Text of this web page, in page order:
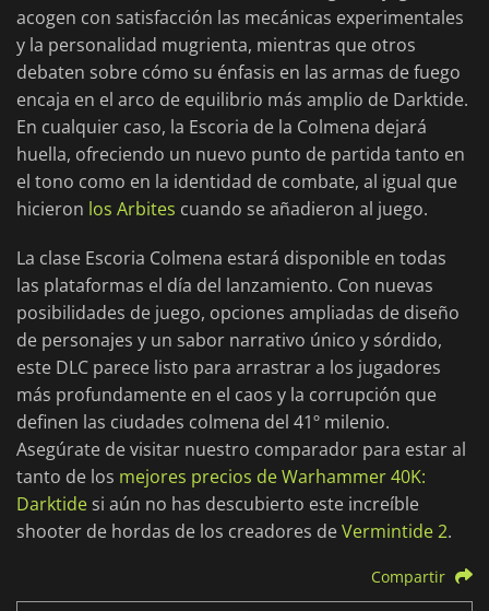
acogen con satisfacción las mecánicas experimentales
y la personalidad mugrienta, mientras que otros
debaten sobre cómo su énfasis en las armas de fuego
encaja en el arco de equilibrio más amplio de Darktide.
En cualquier caso, la Escoria de la Colmena dejará
huella, ofreciendo un nuevo punto de partida tanto en
el tono como en la identidad de combate, al igual que
hicieron los Arbites cuando se añadieron al juego.
La clase Escoria Colmena estará disponible en todas
las plataformas el día del lanzamiento. Con nuevas
posibilidades de juego, opciones ampliadas de diseño
de personajes y un sabor narrativo único y sórdido,
este DLC parece listo para arrastrar a los jugadores
más profundamente en el caos y la corrupción que
definen las ciudades colmena del 41º milenio.
Asegúrate de visitar nuestro comparador para estar al
tanto de los mejores precios de Warhammer 40K:
Darktide si aún no has descubierto este increíble
shooter de hordas de los creadores deVermintide 2.
Compartir